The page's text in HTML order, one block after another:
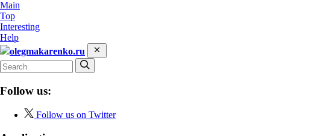
Main
Top
Interesting
Help
olegmakarenko.ru
Follow us:
Follow us on Twitter